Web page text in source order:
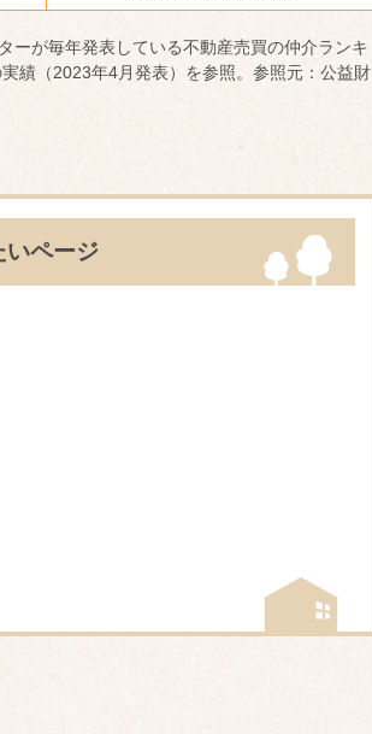
ーが毎年発表している不動産売買の仲介ランキ
績（2023年4月発表）を参照。参照元：公益財
いページ